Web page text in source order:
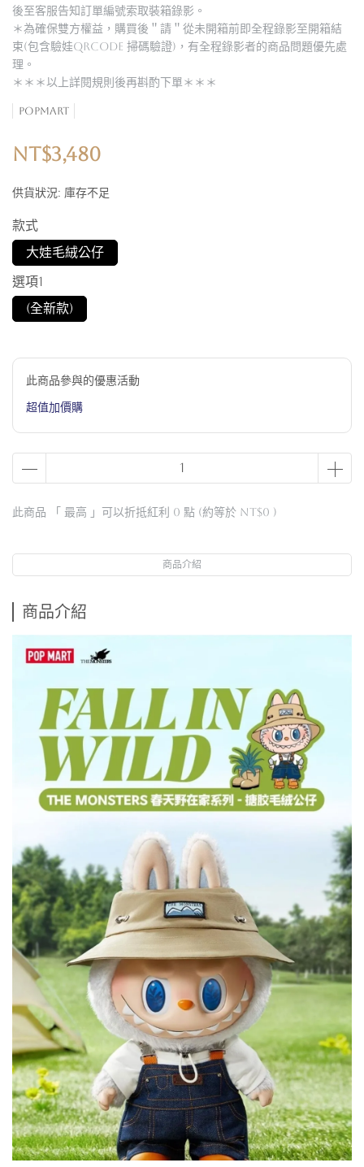
後至客服告知訂單編號索取裝箱錄影。
＊為確保雙方權益，購買後＂請＂從未開箱前即全程錄影至開箱結
束(包含驗娃QRCODE 掃碼驗證)，有全程錄影者的商品問題優先處
理。
＊＊＊以上詳閱規則後再斟酌下單＊＊＊
POPMART
NT$3,480
供貨狀況: 庫存不足
款式
大娃毛絨公仔
選項1
(全新款)
此商品參與的優惠活動
超值加價購
此商品 「 最高 」可以折抵紅利 0 點 (約等於 NT$0 )
商品介紹
商品介紹